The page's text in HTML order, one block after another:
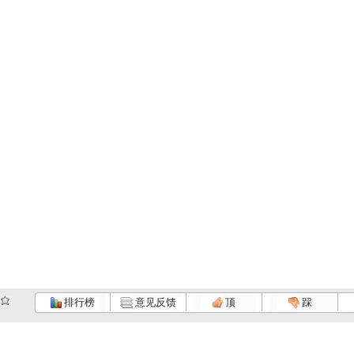
排行榜 意见反馈 顶 踩